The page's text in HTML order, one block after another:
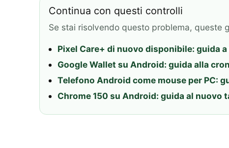
Continua con questi controlli
Se stai risolvendo questo problema, queste
Pixel Care+ di nuovo disponibile: guida
Google Wallet su Android: guida alla
Telefono Android come mouse per PC:
Chrome 150 su Android: guida al